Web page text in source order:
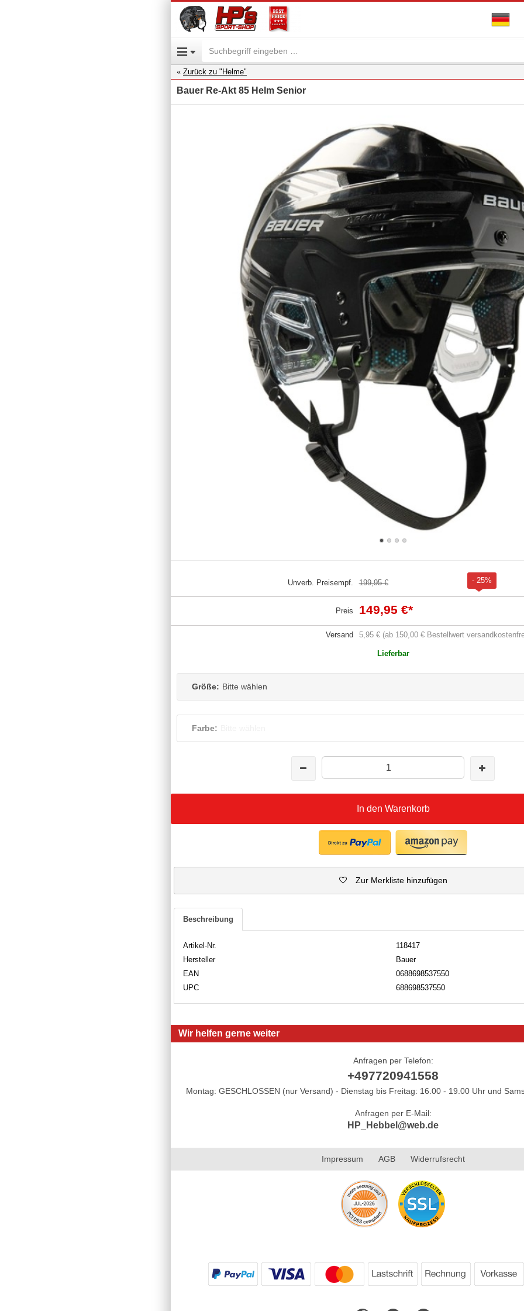
Zurück zu "Helme"
Bauer Re-Akt 85 Helm Senior
Unverb. Preisempf. 199,95 € - 25%
Preis 149,95 €*
Versand 5,95 € (ab 150,00 € Bestellwert
Lieferbar
Größe: Bitte wählen
Farbe:
In den Warenkorb
Zur Merkliste hinzufügen
Beschreibung
Artikel-Nr.
118417
Hersteller
Bauer
EAN
0688698537550
UPC
688698537550
Wir helfen gerne weiter
Anfragen per Telefon:
+497720941558
Montag: GESCHLOSSEN (nur Versand) - Dienstag bis Freitag: 16.00 - 19.00 Uhr und
Anfragen per E-Mail:
HP_Hebbel@web.de
Impressum AGB Widerrufsrecht